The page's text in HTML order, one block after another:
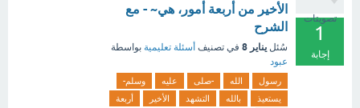
تصويتات
1
إجابة
الأخير من أربعة أمور، هي~ - مع
الشرح
سُئل يناير 8 في تصنيف أسئلة تعليمية بواسطة
عبود
رسول الله -صلى عليه
وسلم-
يستعيذ
بالله التشهد الأخير
أربعة